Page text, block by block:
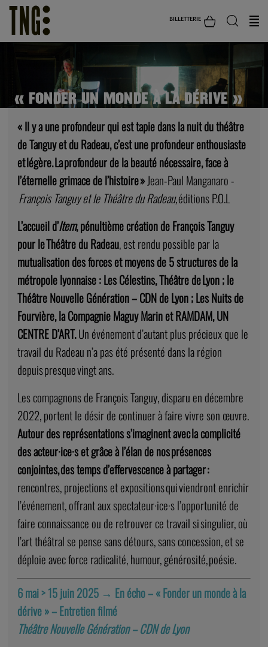
BILLETTERIE
« FONDER UN MONDE À LA DÉRIVE »
« Il y a une profondeur qui est tapie dans la nuit du théâtre
de Tanguy et du Radeau, c’est une profondeur enthousiaste
et légère. La profondeur de la beauté nécessaire, face à
l’éternelle grimace de l’histoire »Jean-Paul Manganaro -
François Tanguy et le Théâtre du Radeau,éditions P.O.L
L’accueil d’Item, pénultième création de François Tanguy
pour le Théâtre du Radeau, est rendu possible par la
mutualisation des forces et moyens de 5 structures de la
métropole lyonnaise : Les Célestins, Théâtre de Lyon ; le
Théâtre Nouvelle Génération – CDN de Lyon ; Les Nuits de
Fourvière, la Compagnie Maguy Marin et RAMDAM, UN
CENTRE D’ART.Un événement d’autant plus précieux que le
travail du Radeau n’a pas été présenté dans la région
depuis presque vingt ans.
Les compagnons de François Tanguy, disparu en décembre
2022, portent le désir de continuer à faire vivre son œuvre.
Autour des représentations s’imaginent avec la complicité
des acteur·ice·s et grâce à l’élan de nos présences
conjointes, des temps d’effervescence à partager :
rencontres, projections et expositions qui viendront enrichir
l’événement, offrant aux spectateur·ice·s l’opportunité de
faire connaissance ou de retrouver ce travail si singulier, où
l’art théâtral se pense sans détours, sans concession, et se
déploie avec force radicalité, humour, générosité, poésie.
6 mai > 15 juin 2025 → En écho – « Fonder un monde à la
dérive » – Entretien filmé
Théâtre Nouvelle Génération – CDN de Lyon